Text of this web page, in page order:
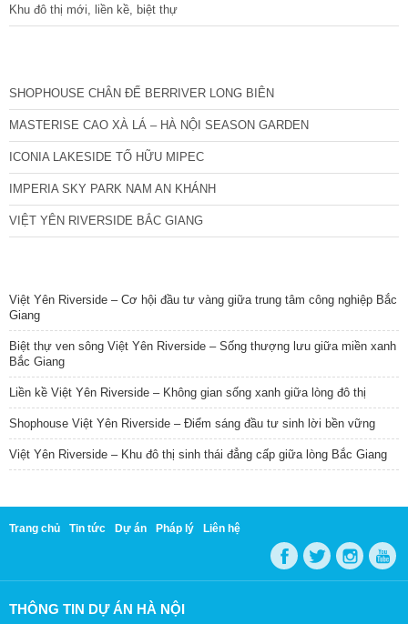
Khu đô thị mới, liền kề, biệt thự
SHOPHOUSE CHÂN ĐẾ BERRIVER LONG BIÊN
MASTERISE CAO XÀ LÁ – HÀ NỘI SEASON GARDEN
ICONIA LAKESIDE TỐ HỮU MIPEC
IMPERIA SKY PARK NAM AN KHÁNH
VIỆT YÊN RIVERSIDE BẮC GIANG
Việt Yên Riverside – Cơ hội đầu tư vàng giữa trung tâm công nghiệp Bắc
Giang
Biệt thự ven sông Việt Yên Riverside – Sống thượng lưu giữa miền xanh
Bắc Giang
Liền kề Việt Yên Riverside – Không gian sống xanh giữa lòng đô thị
Shophouse Việt Yên Riverside – Điểm sáng đầu tư sinh lời bền vững
Việt Yên Riverside – Khu đô thị sinh thái đẳng cấp giữa lòng Bắc Giang
Trang chủ Tin tức Dự án Pháp lý Liên hệ
THÔNG TIN DỰ ÁN HÀ NỘI